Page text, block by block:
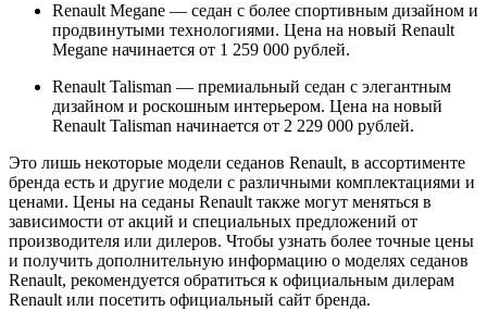
Renault Megane — седан с более спортивным дизайном и
продвинутыми технологиями. Цена на новый Renault
Megane начинается от 1 259 000 рублей.
Renault Talisman — премиальный седан с элегантным
дизайном и роскошным интерьером. Цена на новый
Renault Talisman начинается от 2 229 000 рублей.
Это лишь некоторые модели седанов Renault, в ассортименте
бренда есть и другие модели с различными комплектациями и
ценами. Цены на седаны Renault также могут меняться в
зависимости от акций и специальных предложений от
производителя или дилеров. Чтобы узнать более точные цены
и получить дополнительную информацию о моделях седанов
Renault, рекомендуется обратиться к официальным дилерам
Renault или посетить официальный сайт бренда.